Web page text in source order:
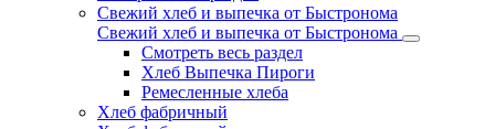
Свежий хлеб и выпечка от Быстронома
Свежий хлеб и выпечка от Быстронома
Смотреть весь раздел
Хлеб Выпечка Пироги
Ремесленные хлеба
Хлеб фабричный